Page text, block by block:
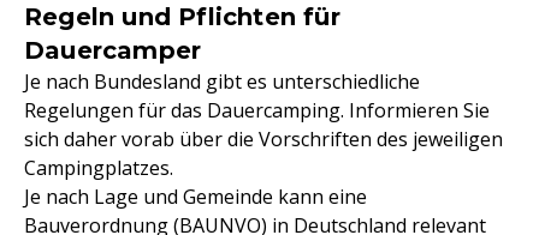
Regeln und Pflichten für
Dauercamper
Je nach Bundesland gibt es unterschiedliche
Regelungen für das Dauercamping. Informieren Sie
sich daher vorab über die Vorschriften des jeweiligen
Campingplatzes.
Je nach Lage und Gemeinde kann eine
Bauverordnung (BAUNVO) in Deutschland relevant